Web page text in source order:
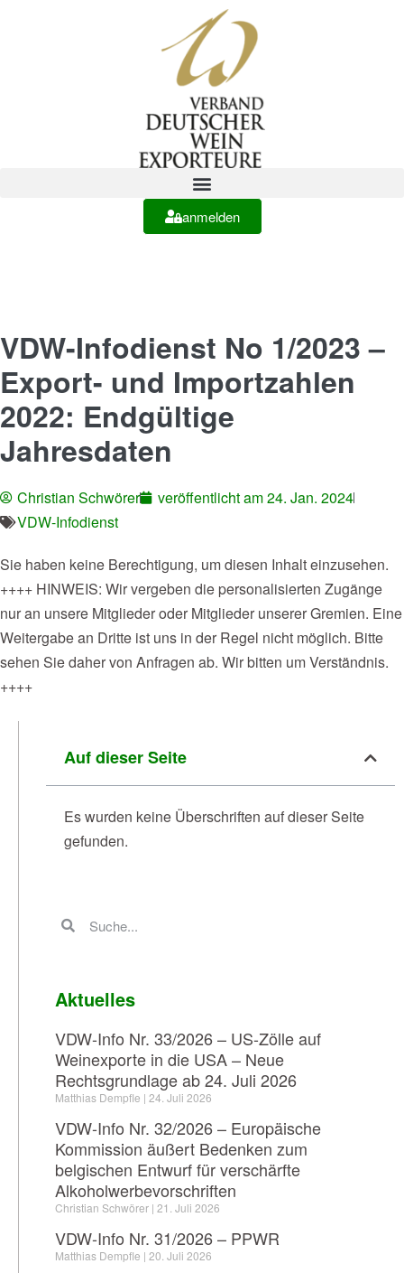
anmelden
VDW-Infodienst No 1/2023 –
Export- und Importzahlen
2022: Endgültige
Jahresdaten
Christian Schwörer veröffentlicht am24. Jan. 2024
VDW-Infodienst
Sie haben keine Berechtigung, um diesen Inhalt einzusehen.
++++ HINWEIS: Wir vergeben die personalisierten Zugänge
nur an unsere Mitglieder oder Mitglieder unserer Gremien. Eine
Weitergabe an Dritte ist uns in der Regel nicht möglich. Bitte
sehen Sie daher von Anfragen ab. Wir bitten um Verständnis.
++++
Auf dieser Seite
Es wurden keine Überschriften auf dieser Seite
gefunden.
Aktuelles
VDW-Info Nr. 33/2026 – US-Zölle auf
Weinexporte in die USA – Neue
Rechtsgrundlage ab 24. Juli 2026
Matthias Dempfle 24. Juli 2026
VDW-Info Nr. 32/2026 – Europäische
Kommission äußert Bedenken zum
belgischen Entwurf für verschärfte
Alkoholwerbevorschriften
Christian Schwörer 21. Juli 2026
VDW-Info Nr. 31/2026 – PPWR
Matthias Dempfle 20. Juli 2026